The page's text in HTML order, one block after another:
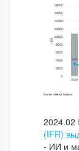
2024.02
(IFR)
- ИИ и